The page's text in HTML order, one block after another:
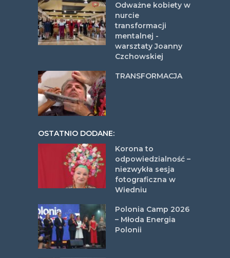
Odważne kobiety w
nurcie
transformacji
mentalnej -
warsztaty Joanny
Czchowskiej
TRANSFORMACJA
OSTATNIO DODANE:
Korona to
odpowiedzialność –
niezwykła sesja
fotograficzna w
Wiedniu
Polonia Camp 2026
– Młoda Energia
Polonii